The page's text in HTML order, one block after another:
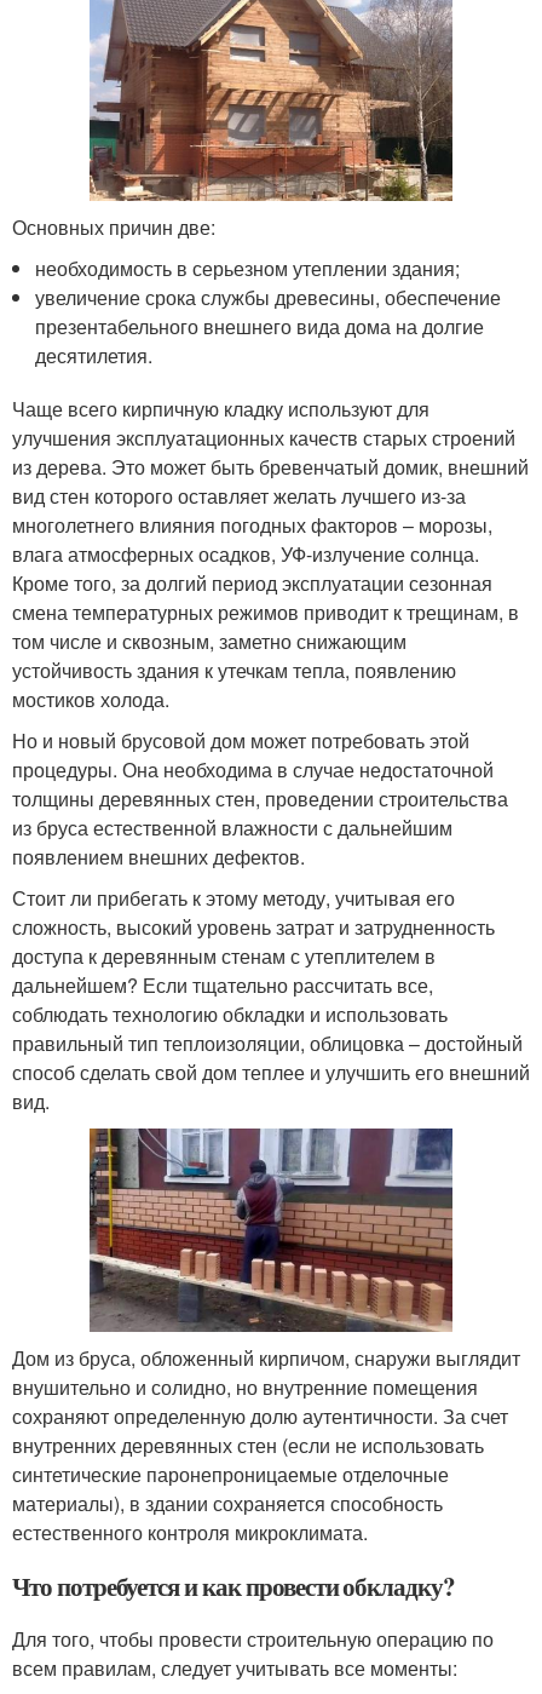
Основных причин две:
необходимость в серьезном утеплении здания;
увеличение срока службы древесины, обеспечение
презентабельного внешнего вида дома на долгие
десятилетия.
Чаще всего кирпичную кладку используют для
улучшения эксплуатационных качеств старых строений
из дерева. Это может быть бревенчатый домик, внешний
вид стен которого оставляет желать лучшего из-за
многолетнего влияния погодных факторов – морозы,
влага атмосферных осадков, УФ-излучение солнца.
Кроме того, за долгий период эксплуатации сезонная
смена температурных режимов приводит к трещинам, в
том числе и сквозным, заметно снижающим
устойчивость здания к утечкам тепла, появлению
мостиков холода.
Но и новый брусовой дом может потребовать этой
процедуры. Она необходима в случае недостаточной
толщины деревянных стен, проведении строительства
из бруса естественной влажности с дальнейшим
появлением внешних дефектов.
Стоит ли прибегать к этому методу, учитывая его
сложность, высокий уровень затрат и затрудненность
доступа к деревянным стенам с утеплителем в
дальнейшем? Если тщательно рассчитать все,
соблюдать технологию обкладки и использовать
правильный тип теплоизоляции, облицовка – достойный
способ сделать свой дом теплее и улучшить его внешний
вид.
Дом из бруса, обложенный кирпичом, снаружи выглядит
внушительно и солидно, но внутренние помещения
сохраняют определенную долю аутентичности. За счет
внутренних деревянных стен (если не использовать
синтетические паронепроницаемые отделочные
материалы), в здании сохраняется способность
естественного контроля микроклимата.
Что потребуется и как провести обкладку?
Для того, чтобы провести строительную операцию по
всем правилам, следует учитывать все моменты: